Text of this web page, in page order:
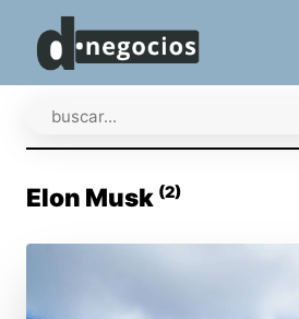
Elon Musk (2)